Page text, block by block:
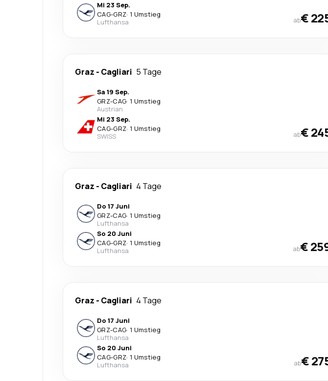
Mi 23 Sep.
CAG-GRZ· 1 Umstieg
Lufthansa
ab€
Graz - Cagliari 5 Tage
Sa 19 Sep.
GRZ-CAG· 1 Umstieg
Austrian
Mi 23 Sep.
CAG-GRZ· 1 Umstieg
SWISS
ab€
Graz - Cagliari 4 Tage
Do 17 Juni
GRZ-CAG· 1 Umstieg
Lufthansa
So 20 Juni
CAG-GRZ· 1 Umstieg
Lufthansa
ab€
Graz - Cagliari 4 Tage
Do 17 Juni
GRZ-CAG· 1 Umstieg
Lufthansa
So 20 Juni
CAG-GRZ· 1 Umstieg
Lufthansa
ab€